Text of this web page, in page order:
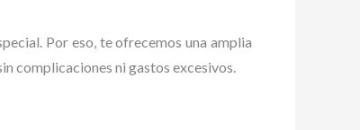
Por eso, te ofrecemos una amplia
complicaciones ni gastos excesivos.